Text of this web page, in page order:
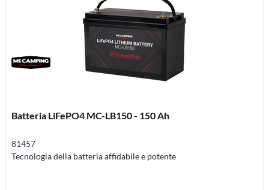
Batteria LiFePO4 MC-LB150 - 150 Ah
81457
Tecnologia della batteria affidabile e potente